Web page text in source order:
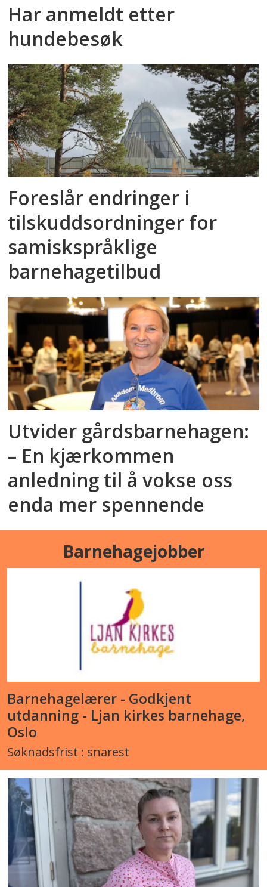
Har anmeldt etter
hundebesøk
Foreslår endringer i
tilskuddsordninger for
samiskspråklige
barnehagetilbud
Utvider gårdsbarnehagen:
– En kjærkommen
anledning til å vokse oss
enda mer spennende
Barnehagejobber
Barnehagelærer - Godkjent
utdanning - Ljan kirkes barnehage,
Oslo
Søknadsfrist : snarest